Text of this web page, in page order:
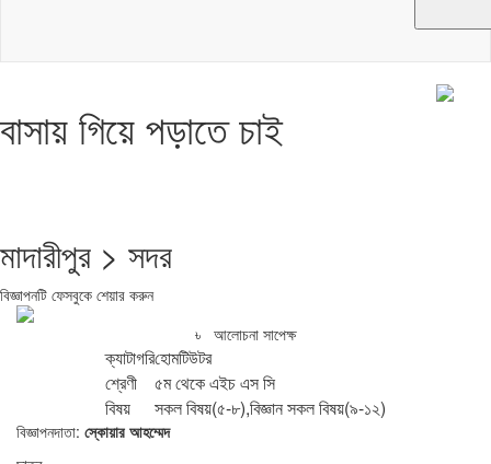
বাসায় গিয়ে পড়াতে চাই
মাদারীপুর > সদর
বিজ্ঞাপনটি ফেসবুকে শেয়ার করুন
৳ আলোচনা সাপেক্ষ
ক্যাটাগরিহোমটিউটর
শ্রেণী
৫ম থেকে এইচ এস সি
বিষয়
সকল বিষয়(৫-৮),বিজ্ঞান সকল বিষয়(৯-১২)
বিজ্ঞাপনদাতা: স্কোয়ার আহম্মেদ